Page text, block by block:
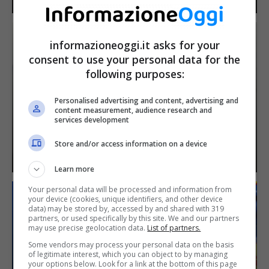
NON PERDERTI IL CORSO GRATUITO
PER OSS, IL LAVORO POI È
9 Aprile 2024
L’HO TROVATO DA LIDL A MENO DI 10
€ E MI HA CAMBIATO LA VITA, È LO
informazioneoggi.it asks for your
consent to use your personal data for the
following purposes:
Personalised advertising and content, advertising and
content measurement, audience research and
services development
Store and/or access information on a device
Learn more
Your personal data will be processed and information from
your device (cookies, unique identifiers, and other device
data) may be stored by, accessed by and shared with 319
partners, or used specifically by this site. We and our partners
may use precise geolocation data. List of partners.
Some vendors may process your personal data on the basis
of legitimate interest, which you can object to by managing
your options below. Look for a link at the bottom of this page